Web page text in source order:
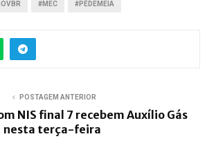
#MEC #PÉDEMEIA
POSTAGEM ANTERIOR
NIS final 7 recebem Auxílio Gás
nesta terça-feira